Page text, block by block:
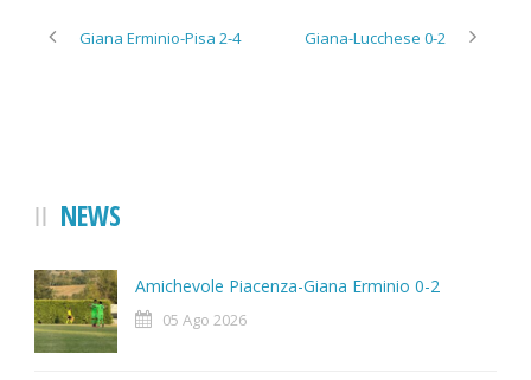
Giana Erminio-Pisa 2-4 Giana-Lucchese 0-2
NEWS
Amichevole Piacenza-Giana Erminio 0-2
05 Ago 2026